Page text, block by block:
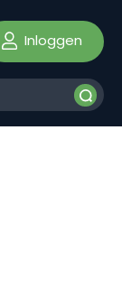
Inloggen